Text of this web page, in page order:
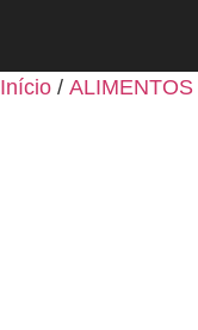
Início / ALIMENTOS